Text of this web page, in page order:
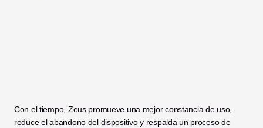
Con el tiempo, Zeus promueve una mejor constancia de uso,
reduce el abandono del dispositivo y respalda un proceso de